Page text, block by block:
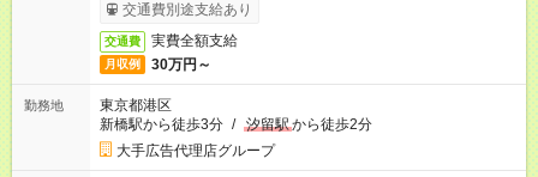
交通費別途支給あり
交通費 実費全額支給
月収例 30万円～
勤務地
東京都港区
新橋駅から徒歩3分 / 汐留駅から徒歩2分
大手広告代理店グループ